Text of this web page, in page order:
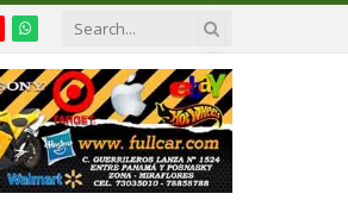
WhatsApp